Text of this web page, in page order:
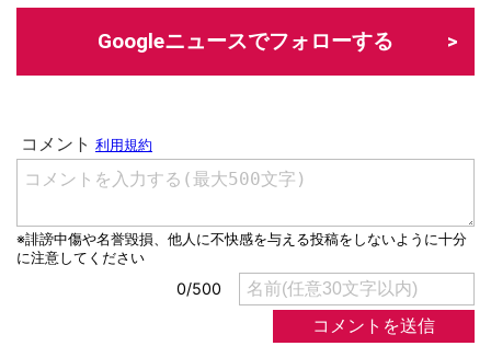
Googleニュースでフォローする